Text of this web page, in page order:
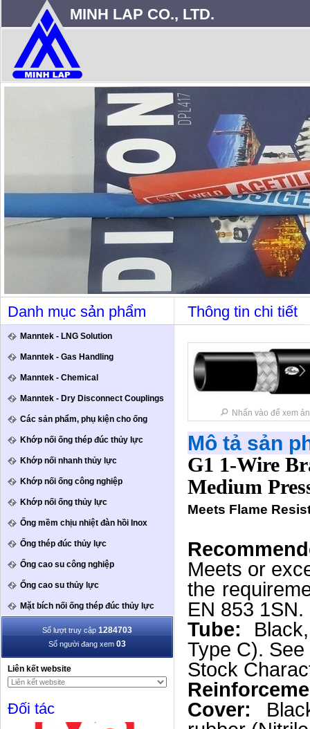
MINH LAP CO., LTD.
Danh mục sản phẩm
Manntek - LNG Solution
Manntek - Gas Handling
Manntek - Chemical
Manntek - Dry Disconnect Couplings
Các sản phẩm, phụ kiện cho ống
Khớp nối ống thép đúc thủy lực
Khớp nối nhanh thủy lực
Khớp nối ống công nghiệp
Khớp nối ống thủy lực
Ống mềm chịu nhiệt đàn hồi Inox
Ống thép đúc thủy lực
Ống cao su công nghiệp
Ống cao su thủy lực
Mặt bích nối ống thép đúc thủy lực
Số lượt truy cập 1284703
Số người đang xem 03
Liên kết website
Đối tác
Thông tin chi tiết
Nhấn vào để xem
Mô tả sản
G1 1-Wire
Medium
Meets Flame
Meets or
the
EN 853 1SN.
Tube:
Type C).
Stock
Cover: